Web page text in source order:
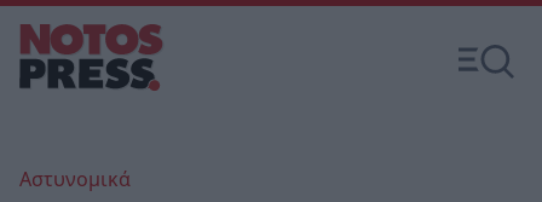
Αστυνομικά